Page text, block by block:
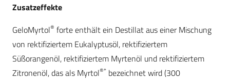
Zusatzeffekte
GeloMyrtol® forte enthält ein Destillat aus einer Mischung
von rektifiziertem Eukalyptusöl, rektifiziertem
Süßorangenöl, rektifiziertem Myrtenöl und rektifiziertem
Zitronenöl, das als Myrtol®* bezeichnet wird (300